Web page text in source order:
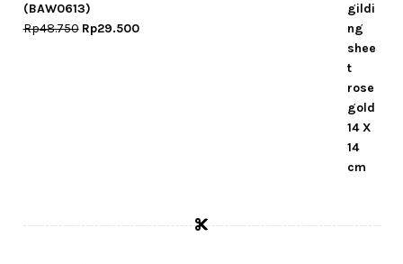
(BAW0613)
Rp48.750 Original
Rp29.500Current